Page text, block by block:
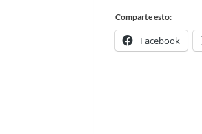
Comparte esto:
Facebook